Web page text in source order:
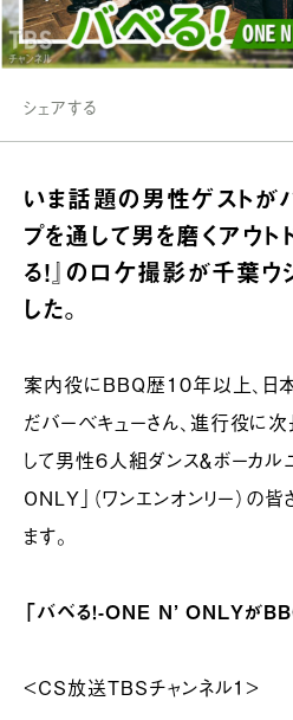
シェアする
いま話題の男性ゲストが
プを通して男を磨くアウト
る！』のロケ撮影が千葉
した。
案内役にBBQ歴10年以上、日
だバーベキューさん、進行役に
して男性6人組ダンス＆ボーカル
ONLY」（ワンエンオンリー）の
ます。
「バベる！-ONE N’ ONLYが
<CS放送TBSチャンネル１>